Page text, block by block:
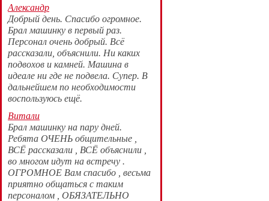
Александр
Добрый день. Спасибо огромное.
Брал машинку в первый раз.
Персонал очень добрый. Всё
рассказали, объяснили. Ни каких
подвохов и камней. Машина в
идеале ни где не подвела. Супер. В
дальнейшем по необходимости
воспользуюсь ещё.
Витали
Брал машинку на пару дней.
Ребята ОЧЕНЬ общительные ,
ВСЁ рассказали , ВСЁ объяснили ,
во многом идут на встречу .
ОГРОМНОЕ Вам спасибо , весьма
приятно общаться с таким
персоналом , ОБЯЗАТЕЛЬНО